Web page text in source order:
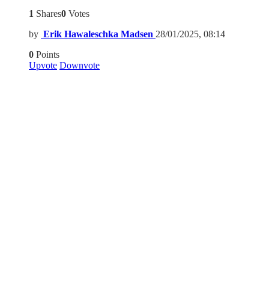
1 Shares0 Votes
by Erik Hawaleschka Madsen 28/01/2025, 08:14
0 Points
Upvote Downvote